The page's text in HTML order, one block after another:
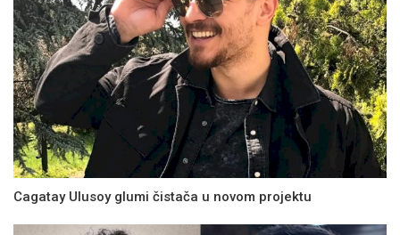
Cagatay Ulusoy glumi čistača u novom projektu